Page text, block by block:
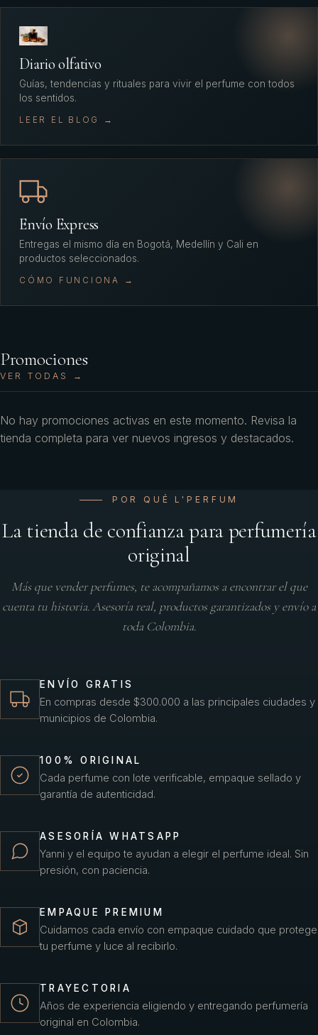
Diario olfativo
Guías, tendencias y rituales para vivir el perfume con todos
los sentidos.
LEER EL BLOG →
Envío Express
Entregas el mismo día en Bogotá, Medellín y Cali en
productos seleccionados.
CÓMO FUNCIONA →
Promociones
VER TODAS →
No hay promociones activas en este momento. Revisa la
tienda completa para ver nuevos ingresos y destacados.
POR QUÉ L'PERFUM
La tienda de confianza para perfumería
original
Más que vender perfumes, te acompañamos a encontrar el que
cuenta tu historia. Asesoría real, productos garantizados y envío a
toda Colombia.
ENVÍO GRATIS
En compras desde $300.000 a las principales ciudades y
municipios de Colombia.
100% ORIGINAL
Cada perfume con lote verificable, empaque sellado y
garantía de autenticidad.
ASESORÍA WHATSAPP
Yanni y el equipo te ayudan a elegir el perfume ideal. Sin
presión, con paciencia.
EMPAQUE PREMIUM
Cuidamos cada envío con empaque cuidado que protege
tu perfume y luce al recibirlo.
TRAYECTORIA
Años de experiencia eligiendo y entregando perfumería
original en Colombia.